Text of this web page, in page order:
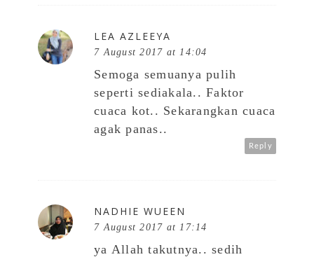
LEA AZLEEYA
7 August 2017 at 14:04
Semoga semuanya pulih
seperti sediakala.. Faktor
cuaca kot.. Sekarangkan cuaca
agak panas..
Reply
NADHIE WUEEN
7 August 2017 at 17:14
ya Allah takutnya.. sedih